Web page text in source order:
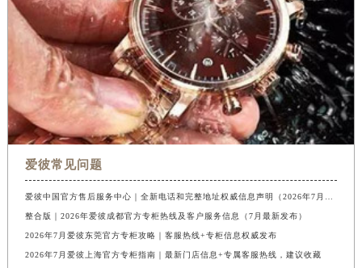
爱彼常见问题
整合版｜2026年爱彼成都官方专柜热线及客户服务信息（7月最新发布）
2026年7月爱彼东莞官方专柜攻略｜客服热线+专柜信息权威发布
2026年7月爱彼上海官方专柜指南｜最新门店信息+专属客服热线，建议收藏